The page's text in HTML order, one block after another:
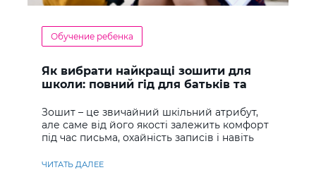
Обучение ребенка
Як вибрати найкращі зошити для
школи: повний гід для батьків та
Зошит – це звичайний шкільний атрибут,
але саме від його якості залежить комфорт
під час письма, охайність записів і навіть
ЧИТАТЬ ДАЛЕЕ